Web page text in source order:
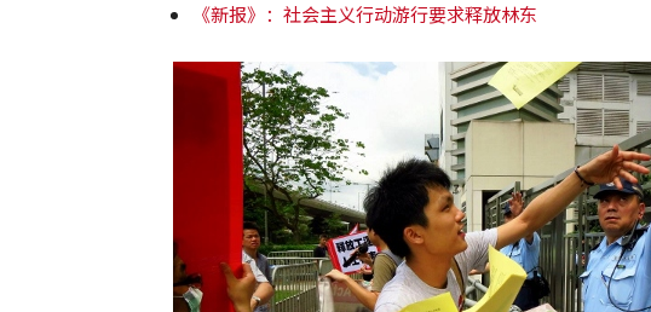
《新报》：社会主义行动游行要求释放林东